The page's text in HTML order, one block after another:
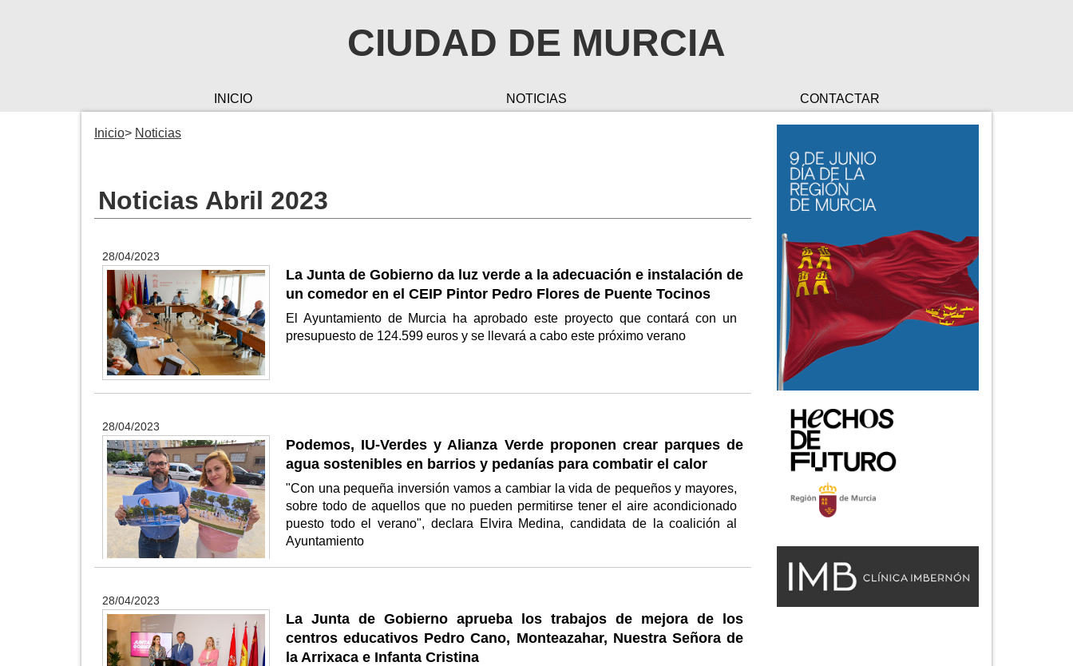
CIUDAD DE MURCIA
INICIO NOTICIAS CONTACTAR
Inicio Noticias
Noticias Abril 2023
28/04/2023
La Junta de Gobierno da luz verde a la adecuación e instalación de
un comedor en el CEIP Pintor Pedro Flores de Puente Tocinos
El Ayuntamiento de Murcia ha aprobado este proyecto que contará con un
presupuesto de 124.599 euros y se llevará a cabo este próximo verano
28/04/2023
Podemos, IU-Verdes y Alianza Verde proponen crear parques de
agua sostenibles en barrios y pedanías para combatir el calor
"Con una pequeña inversión vamos a cambiar la vida de pequeños y mayores,
sobre todo de aquellos que no pueden permitirse tener el aire acondicionado
puesto todo el verano", declara Elvira Medina, candidata de la coalición al
Ayuntamiento
28/04/2023
La Junta de Gobierno aprueba los trabajos de mejora de los
centros educativos Pedro Cano, Monteazahar, Nuestra Señora de
la Arrixaca e Infanta Cristina